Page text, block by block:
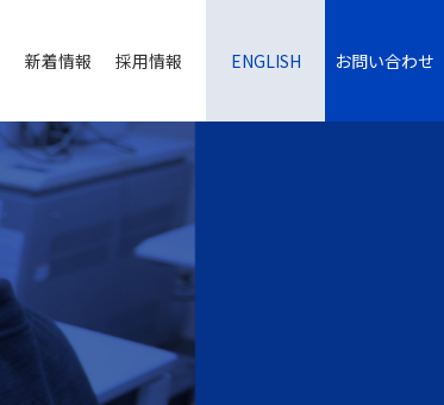
新着情報 採用情報 ENGLISH お問い合わせ